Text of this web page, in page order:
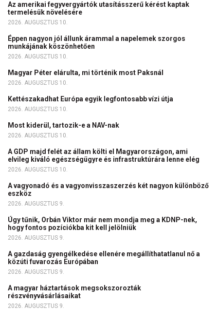
Az amerikai fegyvergyártók utasításszerű kérést kaptak
termelésük növelésére
2026. AUGUSZTUS 10.
Éppen nagyon jól állunk árammal a napelemek szorgos
munkájának köszönhetően
2026. AUGUSZTUS 10.
Magyar Péter elárulta, mi történik most Paksnál
2026. AUGUSZTUS 10.
Kettészakadhat Európa egyik legfontosabb vízi útja
2026. AUGUSZTUS 10.
Most kiderül, tartozik-e a NAV-nak
2026. AUGUSZTUS 10.
A GDP majd felét az állam költi el Magyarországon, ami
elvileg kiváló egészségügyre és infrastruktúrára lenne elég
2026. AUGUSZTUS 10.
A vagyonadó és a vagyonvisszaszerzés két nagyon különböző
eszköz
2026. AUGUSZTUS 9.
Úgy tűnik, Orbán Viktor már nem mondja meg a KDNP-nek,
hogy fontos pozíciókba kit kell jelölniük
2026. AUGUSZTUS 9.
A gazdaság gyengélkedése ellenére megállíthatatlanul nő a
közúti fuvarozás Európában
2026. AUGUSZTUS 9.
A magyar háztartások megsokszorozták
részvényvásárlásaikat
2026. AUGUSZTUS 9.